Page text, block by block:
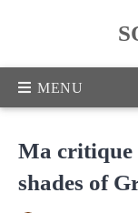
Ma critique
shades of